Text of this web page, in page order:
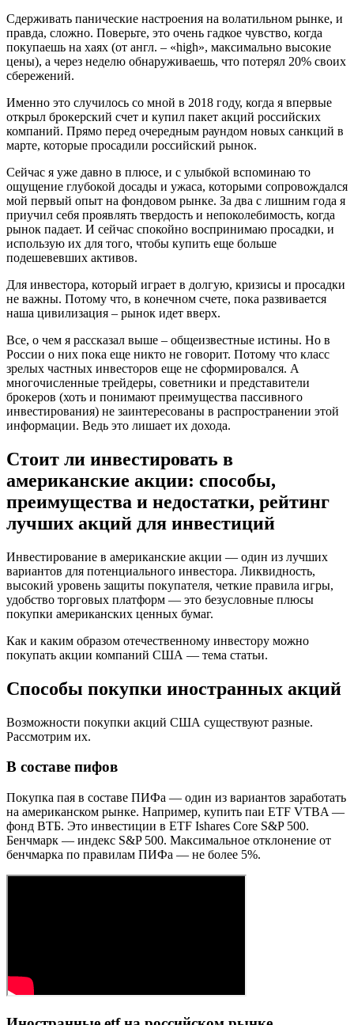
Сдерживать панические настроения на волатильном рынке, и
правда, сложно. Поверьте, это очень гадкое чувство, когда
покупаешь на хаях (от англ. – «high», максимально высокие
цены), а через неделю обнаруживаешь, что потерял 20% своих
сбережений.
Именно это случилось со мной в 2018 году, когда я впервые
открыл брокерский счет и купил пакет акций российских
компаний. Прямо перед очередным раундом новых санкций в
марте, которые просадили российский рынок.
Сейчас я уже давно в плюсе, и с улыбкой вспоминаю то
ощущение глубокой досады и ужаса, которыми сопровождался
мой первый опыт на фондовом рынке. За два с лишним года я
приучил себя проявлять твердость и непоколебимость, когда
рынок падает. И сейчас спокойно воспринимаю просадки, и
использую их для того, чтобы купить еще больше
подешевевших активов.
Для инвестора, который играет в долгую, кризисы и просадки
не важны. Потому что, в конечном счете, пока развивается
наша цивилизация – рынок идет вверх.
Все, о чем я рассказал выше – общеизвестные истины. Но в
России о них пока еще никто не говорит. Потому что класс
зрелых частных инвесторов еще не сформировался. А
многочисленные трейдеры, советники и представители
брокеров (хоть и понимают преимущества пассивного
инвестирования) не заинтересованы в распространении этой
информации. Ведь это лишает их дохода.
Стоит ли инвестировать в
американские акции: способы,
преимущества и недостатки, рейтинг
лучших акций для инвестиций
Инвестирование в американские акции — один из лучших
вариантов для потенциального инвестора. Ликвидность,
высокий уровень защиты покупателя, четкие правила игры,
удобство торговых платформ — это безусловные плюсы
покупки американских ценных бумаг.
Как и каким образом отечественному инвестору можно
покупать акции компаний США — тема статьи.
Способы покупки иностранных акций
Возможности покупки акций США существуют разные.
Рассмотрим их.
В составе пифов
Покупка пая в составе ПИФа — один из вариантов заработать
на американском рынке. Например, купить паи ETF VTBA —
фонд ВТБ. Это инвестиции в ETF Ishares Core S&P 500.
Бенчмарк — индекс S&P 500. Максимальное отклонение от
бенчмарка по правилам ПИФа — не более 5%.